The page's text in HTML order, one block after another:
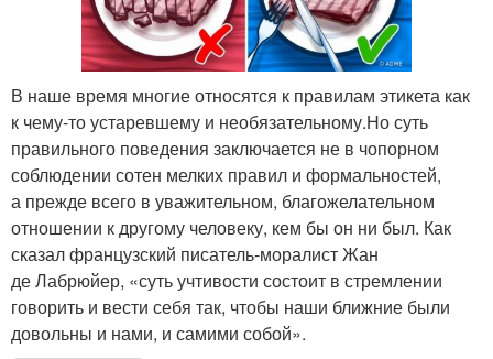
В наше время многие относятся к правилам этикета как
к чему-то устаревшему и необязательному.Но суть
правильного поведения заключается не в чопорном
соблюдении сотен мелких правил и формальностей,
а прежде всего в уважительном, благожелательном
отношении к другому человеку, кем бы он ни был. Как
сказал французский писатель-моралист Жан
де Лабрюйер, «суть учтивости состоит в стремлении
говорить и вести себя так, чтобы наши ближние были
довольны и нами, и самими собой».